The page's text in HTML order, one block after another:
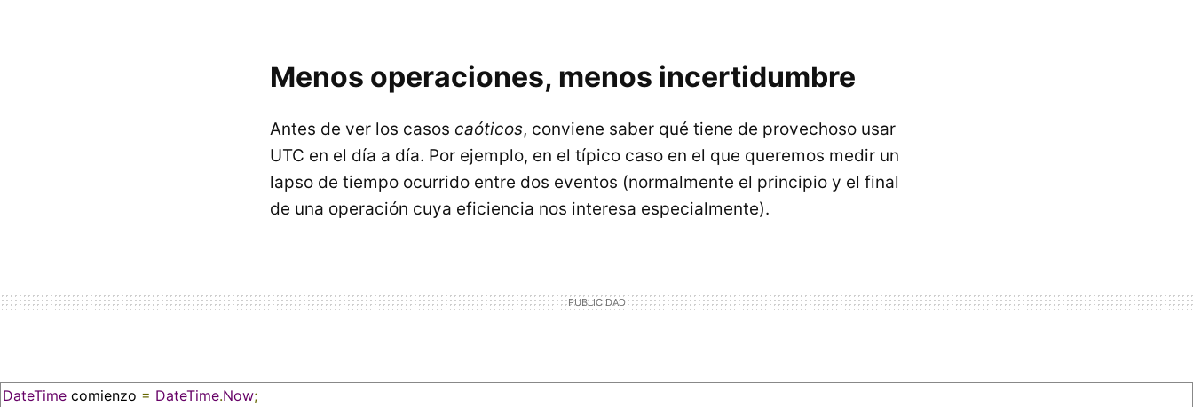
Menos operaciones, menos incertidumbre
Antes de ver los casos caóticos, conviene saber qué tiene de provechoso usar
UTC en el día a día. Por ejemplo, en el típico caso en el que queremos medir un
lapso de tiempo ocurrido entre dos eventos (normalmente el principio y el final
de una operación cuya eficiencia nos interesa especialmente).
DateTime comienzo = DateTime.Now;